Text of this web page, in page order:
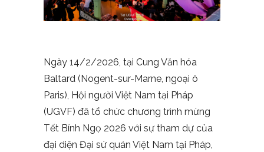
Ngày 14/2/2026, tại Cung Văn hóa
Baltard (Nogent-sur-Marne, ngoại ô
Paris), Hội người Việt Nam tại Pháp
(UGVF) đã tổ chức chương trình mừng
Tết Bính Ngọ 2026 với sự tham dự của
đại diện Đại sứ quán Việt Nam tại Pháp,